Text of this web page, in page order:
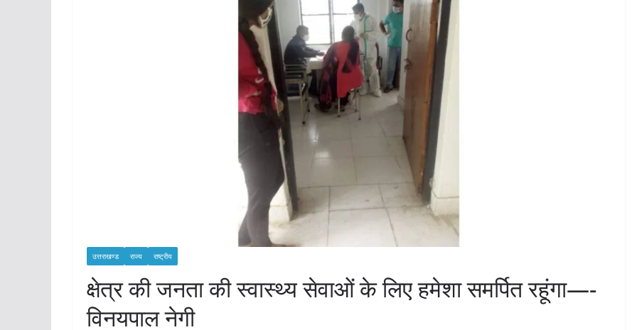
उत्तराखण्ड राज्य राष्ट्रीय
क्षेत्र की जनता की स्वास्थ्य सेवाओं के लिए हमेशा समर्पित रहूंगा—-
विनयपाल नेगी